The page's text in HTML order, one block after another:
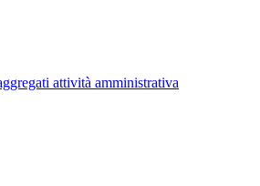
attività amministrativa